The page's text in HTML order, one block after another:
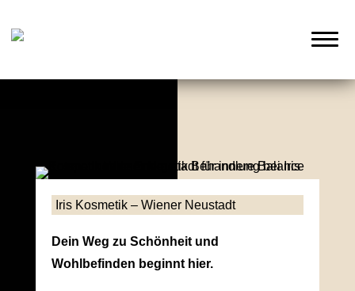
Iris Kosmetik – Wiener Neustadt
Dein Weg zu Schönheit und
Wohlbefinden beginnt hier.